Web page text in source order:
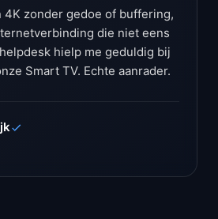
4K zonder gedoe of buffering,
die niet eens
hielp me geduldig bij
Smart TV. Echte aanrader.